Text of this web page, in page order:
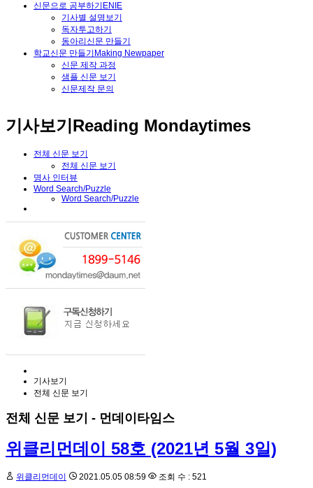
신문으로 공부하기 ENIE
기사별 설명보기
독자투고하기
동아리신문 만들기
학교신문 만들기 Making Newpaper
신문 제작 과정
샘플 신문 보기
신문제작 문의
기사보기 Reading Mondaytimes
전체 신문 보기
전체 신문 보기
명사 인터뷰
Word Search/Puzzle
Word Search/Puzzle
기사보기
전체 신문 보기
전체 신문 보기 - 먼데이타임스
위클리먼데이 58호 (2021년 5월 3일)
위클리먼데이 2021.05.05 08:59 조회 수 : 521